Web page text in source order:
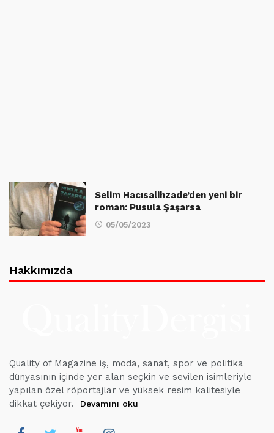
Selim Hacısalihzade’den yeni bir
roman: Pusula Şaşarsa
05/05/2023
Hakkımızda
Quality of Magazine iş, moda, sanat, spor ve politika
dünyasının içinde yer alan seçkin ve sevilen isimleriyle
yapılan özel röportajlar ve yüksek resim kalitesiyle
dikkat çekiyor.
Devamını oku